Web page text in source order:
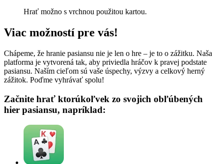
Hrať možno s vrchnou použitou kartou.
Viac možností pre vás!
Chápeme, že hranie pasiansu nie je len o hre – je to o zážitku. Naša
platforma je vytvorená tak, aby priviedla hráčov k pravej podstate
pasiansu. Naším cieľom sú vaše úspechy, výzvy a celkový herný
zážitok. Poďme vyhrávať spolu!
Začnite hrať ktorúkoľvek zo svojich obľúbených
hier pasiansu, napríklad: